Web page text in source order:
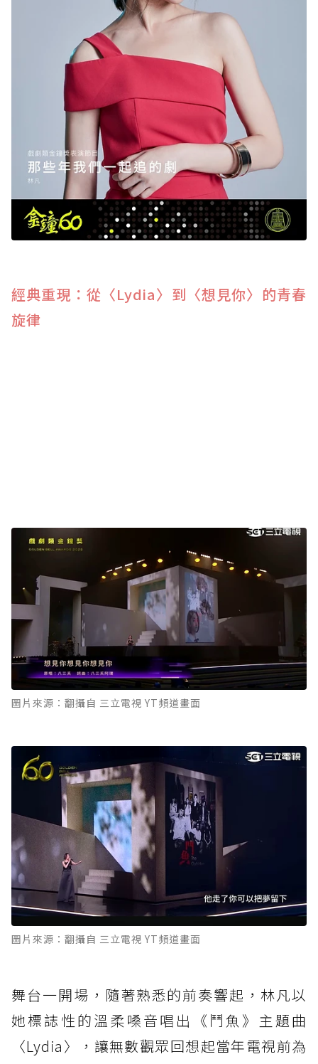
經典重現：從〈Lydia〉到〈想見你〉的青春
旋律
圖片來源：翻攝自 三立電視 YT頻道畫面
圖片來源：翻攝自 三立電視 YT頻道畫面
舞台一開場，隨著熟悉的前奏響起，林凡以
她標誌性的溫柔嗓音唱出《鬥魚》主題曲
〈Lydia〉，讓無數觀眾回想起當年電視前為